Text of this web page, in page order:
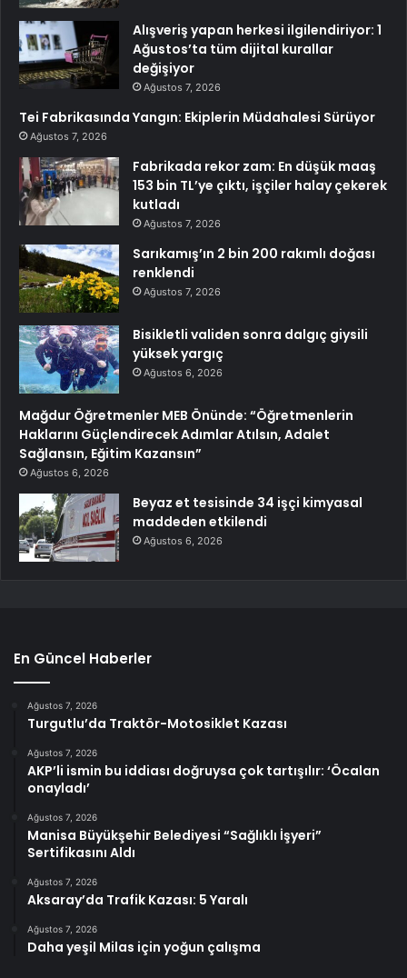
Alışveriş yapan herkesi ilgilendiriyor: 1
Ağustos’ta tüm dijital kurallar
değişiyor
Ağustos 7, 2026
Tei Fabrikasında Yangın: Ekiplerin Müdahalesi Sürüyor
Ağustos 7, 2026
Fabrikada rekor zam: En düşük maaş
153 bin TL’ye çıktı, işçiler halay çekerek
kutladı
Ağustos 7, 2026
Sarıkamış’ın 2 bin 200 rakımlı doğası
renklendi
Ağustos 7, 2026
Bisikletli validen sonra dalgıç giysili
yüksek yargıç
Ağustos 6, 2026
Mağdur Öğretmenler MEB Önünde: “Öğretmenlerin
Haklarını Güçlendirecek Adımlar Atılsın, Adalet
Sağlansın, Eğitim Kazansın”
Ağustos 6, 2026
Beyaz et tesisinde 34 işçi kimyasal
maddeden etkilendi
Ağustos 6, 2026
En Güncel Haberler
Ağustos 7, 2026
Turgutlu’da Traktör-Motosiklet Kazası
Ağustos 7, 2026
AKP’li ismin bu iddiası doğruysa çok tartışılır: ‘Öcalan
onayladı’
Ağustos 7, 2026
Manisa Büyükşehir Belediyesi “Sağlıklı İşyeri”
Sertifikasını Aldı
Ağustos 7, 2026
Aksaray’da Trafik Kazası: 5 Yaralı
Ağustos 7, 2026
Daha yeşil Milas için yoğun çalışma